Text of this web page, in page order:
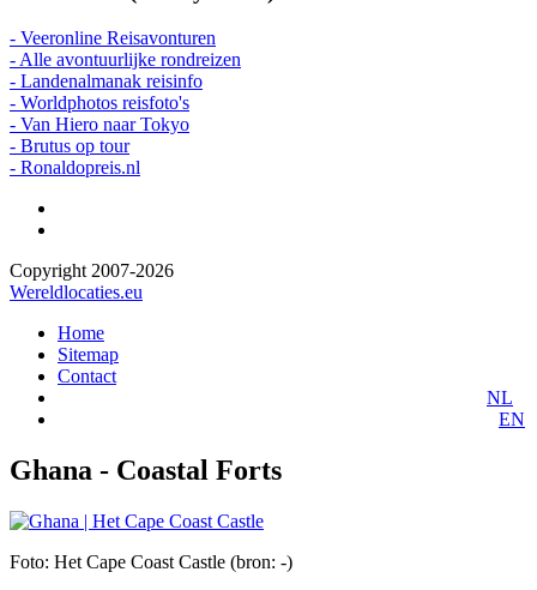
- Veeronline Reisavonturen
- Alle avontuurlijke rondreizen
- Landenalmanak reisinfo
- Worldphotos reisfoto's
- Van Hiero naar Tokyo
- Brutus op tour
- Ronaldopreis.nl
Copyright 2007-2026
Wereldlocaties.eu
Home
Sitemap
Contact
NL
EN
Ghana - Coastal Forts
Foto: Het Cape Coast Castle (bron: -)